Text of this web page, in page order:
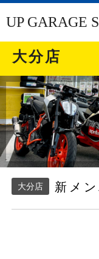
UP GARAGE
大分店
大分店 新メ